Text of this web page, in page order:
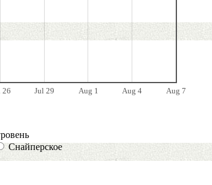
26 Jul 29 Aug 1 Aug 4 Aug 7
Снайперское